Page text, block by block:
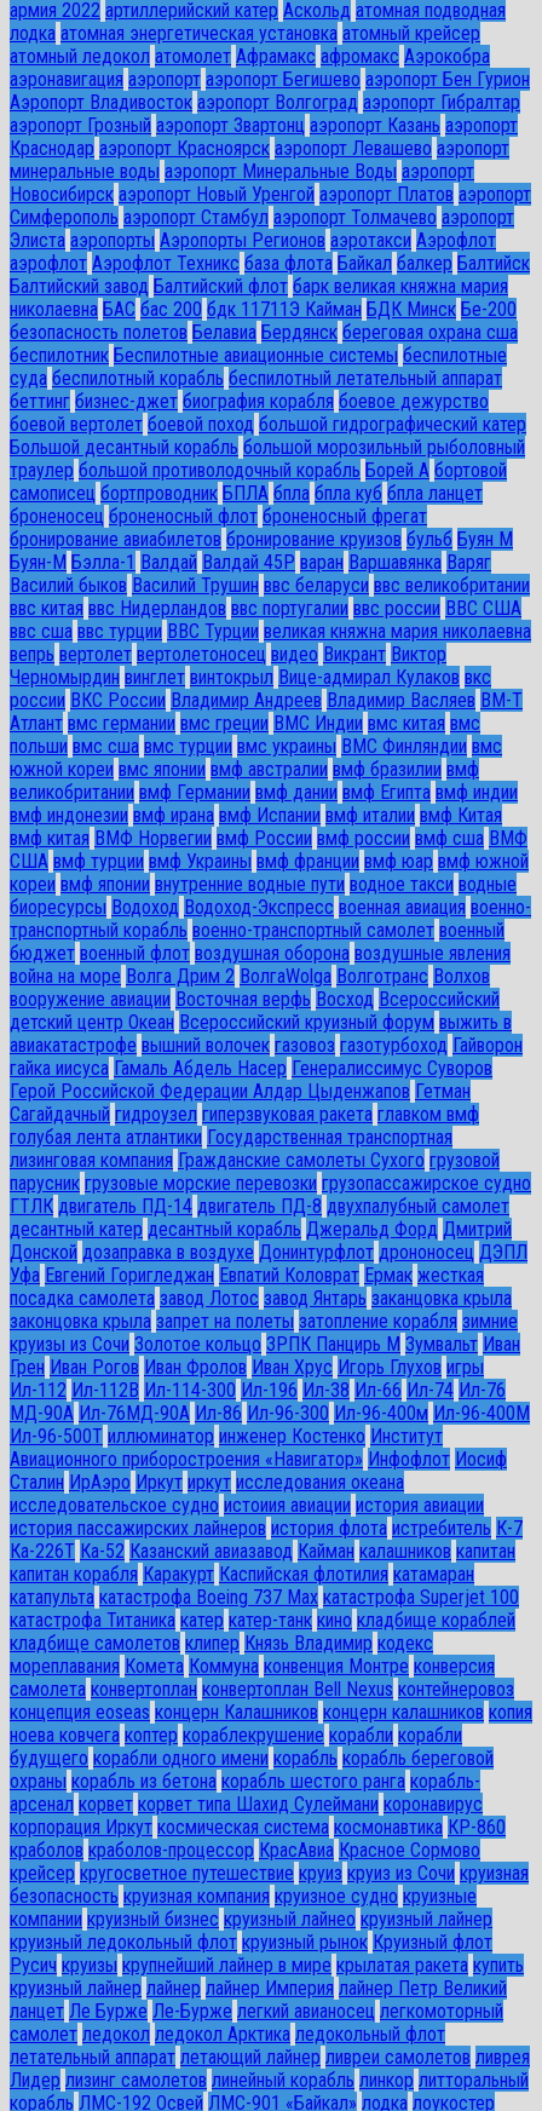
армия 2022 артиллерийский катер Аскольд атомная подводная
лодка атомная энергетическая установка атомный крейсер
атомный ледокол атомолет Афрамакс афромакс Аэрокобра
аэронавигация аэропорт аэропорт Бегишево аэропорт Бен Гурион
Аэропорт Владивосток аэропорт Волгоград аэропорт Гибралтар
аэропорт Грозный аэропорт Звартонц аэропорт Казань аэропорт
Краснодар аэропорт Красноярск аэропорт Левашево аэропорт
минеральные воды аэропорт Минеральные Воды аэропорт
Новосибирск аэропорт Новый Уренгой аэропорт Платов аэропорт
Симферополь аэропорт Стамбул аэропорт Толмачево аэропорт
Элиста аэропорты Аэропорты Регионов аэротакси Аэрофлот
аэрофлот Аэрофлот Техникс база флота Байкал балкер Балтийск
Балтийский завод Балтийский флот барк великая княжна мария
николаевна БАС бас 200 бдк 11711Э Кайман БДК Минск Бе-200
безопасность полетов Белавиа Бердянск береговая охрана сша
беспилотник Беспилотные авиационные системы беспилотные
суда беспилотный корабль беспилотный летательный аппарат
беттинг бизнес-джет биография корабля боевое дежурство
боевой вертолет боевой поход большой гидрографический катер
Большой десантный корабль большой морозильный рыболовный
траулер большой противолодочный корабль Борей А бортовой
самописец бортпроводник БПЛА бпла бпла куб бпла ланцет
броненосец броненосный флот броненосный фрегат
бронирование авиабилетов бронирование круизов бульб Буян М
Буян-М Бэлла-1 Валдай Валдай 45Р варан Варшавянка Варяг
Василий быков Василий Трушин ввс беларуси ввс великобритании
ввс китая ввс Нидерландов ввс португалии ввс россии ВВС США
ввс сша ввс турции ВВС Турции великая княжна мария николаевна
вепрь вертолет вертолетоносец видео Викрант Виктор
Черномырдин винглет винтокрыл Вице-адмирал Кулаков вкс
россии ВКС России Владимир Андреев Владимир Васляев ВМ-Т
Атлант вмс германии вмс греции ВМС Индии вмс китая вмс
польши вмс сша вмс турции вмс украины ВМС Финляндии вмс
южной кореи вмс японии вмф австралии вмф бразилии вмф
великобритании вмф Германии вмф дании вмф Египта вмф индии
вмф индонезии вмф ирана вмф Испании вмф италии вмф Китая
вмф китая ВМФ Норвегии вмф России вмф россии вмф сша ВМФ
США вмф турции вмф Украины вмф франции вмф юар вмф южной
кореи вмф японии внутренние водные пути водное такси водные
биоресурсы Водоход Водоход-Экспресс военная авиация военно-
транспортный корабль военно-транспортный самолет военный
бюджет военный флот воздушная оборона воздушные явления
война на море Волга Дрим 2 ВолгаWolga Волготранс Волхов
вооружение авиации Восточная верфь Восход Всероссийский
детский центр Океан Всероссийский круизный форум выжить в
авиакатастрофе вышний волочек газовоз газотурбоход Гайворон
гайка иисуса Гамаль Абдель Насер Генералиссимус Суворов
Герой Российской Федерации Алдар Цыденжапов Гетман
Сагайдачный гидроузел гиперзвуковая ракета главком вмф
голубая лента атлантики Государственная транспортная
лизинговая компания Гражданские самолеты Сухого грузовой
парусник грузовые морские перевозки грузопассажирское судно
ГТЛК двигатель ПД-14 двигатель ПД-8 двухпалубный самолет
десантный катер десантный корабль Джеральд Форд Дмитрий
Донской дозаправка в воздухе Донинтурфлот дрононосец ДЭПЛ
Уфа Евгений Горигледжан Евпатий Коловрат Ермак жесткая
посадка самолета завод Лотос завод Янтарь заканцовка крыла
законцовка крыла запрет на полеты затопление корабля зимние
круизы из Сочи Золотое кольцо ЗРПК Панцирь М Зумвальт Иван
Грен Иван Рогов Иван Фролов Иван Хрус Игорь Глухов игры
Ил-112 Ил-112В Ил-114-300 Ил-196 Ил-38 Ил-66 Ил-74 Ил-76
МД-90А Ил-76МД-90А Ил-86 Ил-96-300 Ил-96-400м Ил-96-400М
Ил-96-500Т иллюминатор инженер Костенко Институт
Авиационного приборостроения «Навигатор» Инфофлот Иосиф
Сталин ИрАэро Иркут иркут исследования океана
исследовательское судно истоиия авиации история авиации
история пассажирских лайнеров история флота истребитель К-7
Ка-226Т Ка-52 Казанский авиазавод Кайман калашников капитан
капитан корабля Каракурт Каспийская флотилия катамаран
катапульта катастрофа Boeing 737 Max катастрофа Superjet 100
катастрофа Титаника катер катер-танк кино кладбище кораблей
кладбище самолетов клипер Князь Владимир кодекс
мореплавания Комета Коммуна конвенция Монтре конверсия
самолета конвертоплан конвертоплан Bell Nexus контейнеровоз
концепция eoseas концерн Калашников концерн калашников копия
ноева ковчега коптер кораблекрушение корабли корабли
будущего корабли одного имени корабль корабль береговой
охраны корабль из бетона корабль шестого ранга корабль-
арсенал корвет корвет типа Шахид Сулеймани коронавирус
корпорация Иркут космическая система космонавтика КР-860
краболов краболов-процессор КрасАвиа Красное Сормово
крейсер кругосветное путешествие круиз круиз из Сочи круизная
безопасность круизная компания круизное судно круизные
компании круизный бизнес круизный лайнео круизный лайнер
круизный ледокольный флот круизный рынок Круизный флот
Русич круизы крупнейший лайнер в мире крылатая ракета купить
круизный лайнер лайнер лайнер Империя лайнер Петр Великий
ланцет Ле Бурже Ле-Бурже легкий авианосец легкомоторный
самолет ледокол ледокол Арктика ледокольный флот
летательный аппарат летающий лайнер ливреи самолетов ливрея
Лидер лизинг самолетов линейный корабль линкор литторальный
корабль ЛМС-192 Освей ЛМС-901 «Байкал» лодка лоукостер